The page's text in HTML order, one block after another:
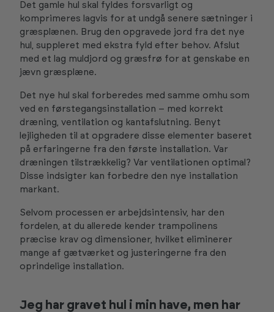
Det gamle hul skal fyldes forsvarligt og
komprimeres lagvis for at undgå senere sætninger i
græsplænen. Brug den opgravede jord fra det nye
hul, suppleret med ekstra fyld efter behov. Afslut
med et lag muldjord og græsfrø for at genskabe en
jævn græsplæne.
Det nye hul skal forberedes med samme omhu som
ved en førstegangsinstallation – med korrekt
dræning, ventilation og kantafslutning. Benyt
lejligheden til at opgradere disse elementer baseret
på erfaringerne fra den første installation. Var
dræningen tilstrækkelig? Var ventilationen optimal?
Disse indsigter kan forbedre den nye installation
markant.
Selvom processen er arbejdsintensiv, har den
fordelen, at du allerede kender trampolinens
præcise krav og dimensioner, hvilket eliminerer
mange af gætværket og justeringerne fra den
oprindelige installation.
Jeg har gravet hul i min have, men har